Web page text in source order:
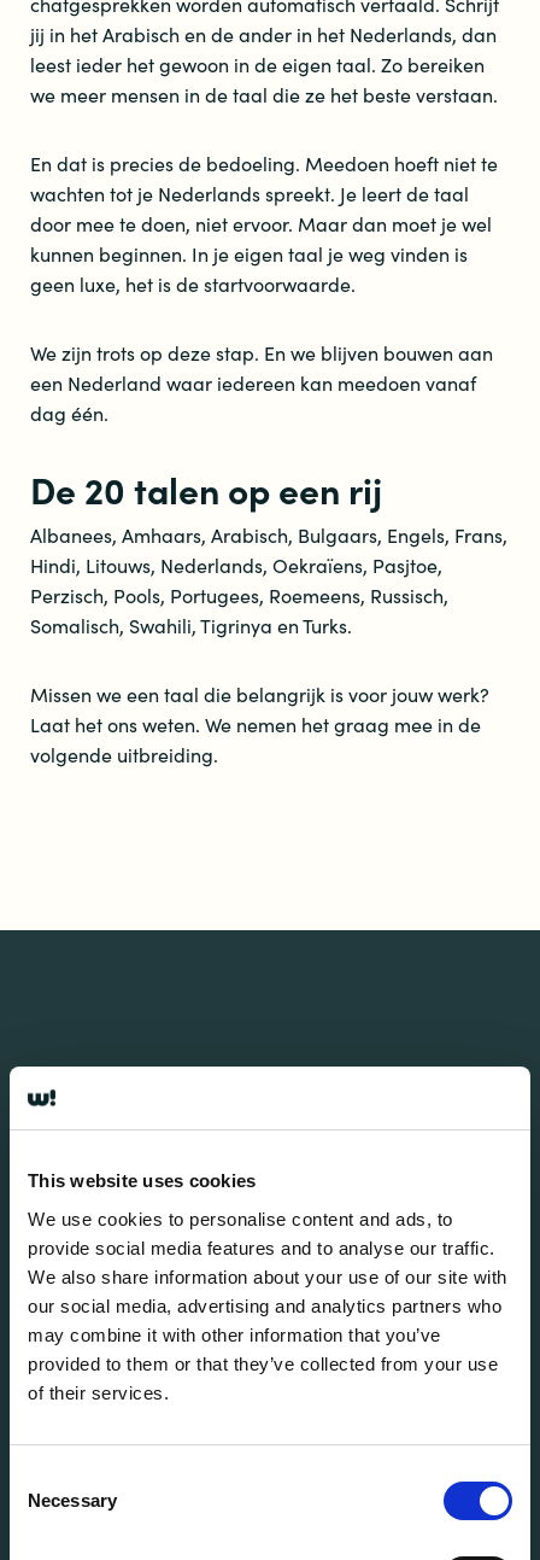
This website uses cookies
We use cookies to personalise content and ads, to
provide social media features and to analyse our traffic.
We also share information about your use of our site with
our social media, advertising and analytics partners who
may combine it with other information that you’ve
provided to them or that they’ve collected from your use
of their services.
Selection
Necessary
jij in het Arabisch en de ander in het Nederlands, dan
leest ieder het gewoon in de eigen taal. Zo bereiken
we meer mensen in de taal die ze het beste verstaan.
En dat is precies de bedoeling. Meedoen hoeft niet te
wachten tot je Nederlands spreekt. Je leert de taal
door mee te doen, niet ervoor. Maar dan moet je wel
kunnen beginnen. In je eigen taal je weg vinden is
geen luxe, het is de startvoorwaarde.
We zijn trots op deze stap. En we blijven bouwen aan
een Nederland waar iedereen kan meedoen vanaf
dag één.
De 20 talen op een rij
Albanees, Amhaars, Arabisch, Bulgaars, Engels, Frans,
Hindi, Litouws, Nederlands, Oekraïens, Pasjtoe,
Perzisch, Pools, Portugees, Roemeens, Russisch,
Somalisch, Swahili, Tigrinya en Turks.
Missen we een taal die belangrijk is voor jouw werk?
Laat het ons weten. We nemen het graag mee in de
volgende uitbreiding.